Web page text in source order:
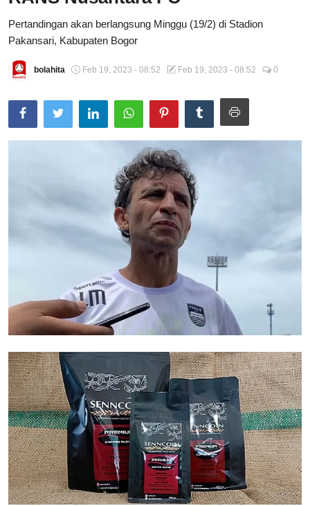
Total Sports
Pedoman Media Siber
Pertandingan akan berlangsung Minggu (19/2) di Stadion
Pakansari, Kabupaten Bogor
bolahita Feb 19, 2023 - 08:52 Feb 19, 2023 - 08:52 0